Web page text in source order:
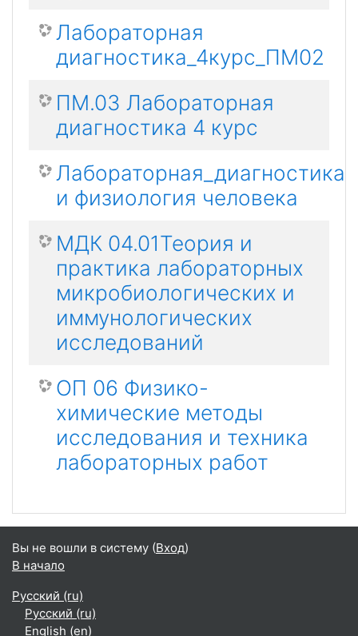
Лабораторная
диагностика_4курс_ПМ02
ПМ.03 Лабораторная
диагностика 4 курс
и физиология человека
МДК 04.01Теория и
практика лабораторных
микробиологических и
иммунологических
исследований
ОП 06 Физико-
химические методы
исследования и техника
лабораторных работ
Вы не вошли в систему (Вход)
В начало
Русский ‎(ru)‎
Русский ‎(ru)‎
English ‎(en)‎